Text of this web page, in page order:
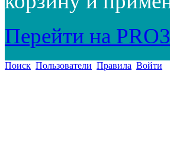
Перейти на
Поиск Пользователи Правила Войти